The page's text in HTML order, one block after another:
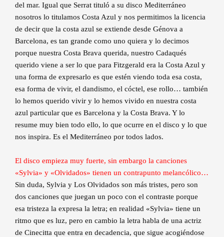
del mar. Igual que Serrat tituló a su disco Mediterráneo
nosotros lo titulamos Costa Azul y nos permitimos la licencia
de decir que la costa azul se extiende desde Génova a
Barcelona, es tan grande como uno quiera y lo decimos
porque nuestra Costa Brava querida, nuestro Cadaqués
querido viene a ser lo que para Fitzgerald era la Costa Azul y
una forma de expresarlo es que estén viendo toda esa costa,
esa forma de vivir, el dandismo, el cóctel, ese rollo… también
lo hemos querido vivir y lo hemos vivido en nuestra costa
azul particular que es Barcelona y la Costa Brava. Y lo
resume muy bien todo ello, lo que ocurre en el disco y lo que
nos inspira. Es el Mediterráneo por todos lados.
El disco empieza muy fuerte, sin embargo la canciones
«Sylvia» y «Olvidados» tienen un contrapunto melancólico…
Sin duda, Sylvia y Los Olvidados son más tristes, pero son
dos canciones que juegan un poco con el contraste porque
esa tristeza la expresa la letra; en realidad «Sylvia» tiene un
ritmo que es luz, pero en cambio la letra habla de una actriz
de Cinecitta que entra en decadencia, que sigue acogiéndose